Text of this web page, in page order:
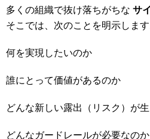
多くの組織で抜け落ちがちな サ
そこでは、次のことを明示します
何を実現したいのか
誰にとって価値があるのか
どんな新しい露出（リスク）が
どんなガードレールが必要なのか